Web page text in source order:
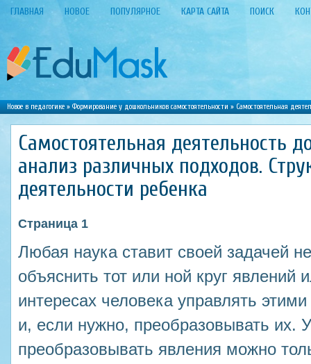
ГЛАВНАЯ НОВОЕ ПОПУЛЯРНОЕ КАРТА САЙТА ПОИСК
Новое в педагогике»Формирование у дошкольников самостоятельности» Самостоятельная
Самостоятельная деятельность
анализ различных подходов.
деятельности ребенка
Страница 1
Любая наука ставит своей задачей
объяснить тот или ной круг явлений
интересах человека управлять
и, если нужно, преобразовывать их.
преобразовывать явления можно